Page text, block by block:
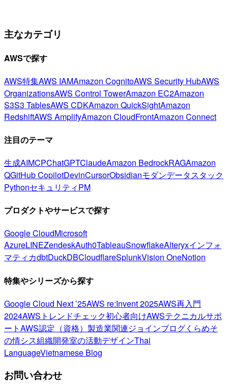
主なカテゴリ
AWSで探す
AWS特集AWS IAMAmazon CognitoAWS Security HubAWS
OrganizationsAWS Control TowerAmazon EC2Amazon
S3S3 TablesAWS CDKAmazon QuickSightAmazon
RedshiftAWS AmplifyAmazon CloudFrontAmazon Connect
注目のテーマ
生成AIMCPChatGPTClaudeAmazon BedrockRAGAmazon
QGitHub CopilotDevinCursorObsidianモダンデータスタック
PythonセキュリティPM
プロダクトやサービスで探す
Google CloudMicrosoft
AzureLINEZendeskAuth0TableauSnowflakeAlteryxインフォ
マティカdbtDuckDBCloudflareSplunkVision OneNotion
特集やシリーズから探す
Google Cloud Next ’25AWS re:Invent 2025AWS再入門
2024AWSトレンドチェック初心者向けAWSテクニカルサポ
ートAWS認定（資格） 製造業関連ジョインブログくらめそ
の情シス組織開発室の活動デザインThai
LanguageVietnamese Blog
お問い合わせ